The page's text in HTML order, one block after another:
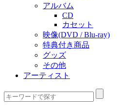
アルバム
CD
カセット
映像(DVD / Blu-ray)
特典付き商品
グッズ
その他
アーティスト